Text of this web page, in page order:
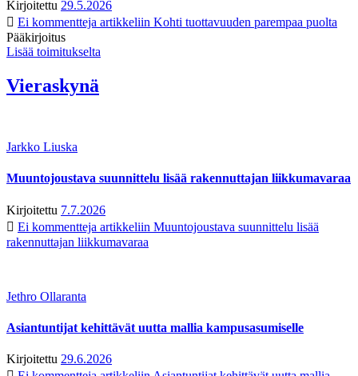
Kirjoitettu 29.5.2026
Ei kommentteja artikkeliin Kohti tuottavuuden parempaa puolta
Pääkirjoitus
Lisää toimitukselta
Vieraskynä
Jarkko Liuska
Muuntojoustava suunnittelu lisää rakennuttajan liikkumavaraa
Kirjoitettu 7.7.2026
Ei kommentteja artikkeliin Muuntojoustava suunnittelu lisää
rakennuttajan liikkumavaraa
Jethro Ollaranta
Asiantuntijat kehittävät uutta mallia kampusasumiselle
Kirjoitettu 29.6.2026